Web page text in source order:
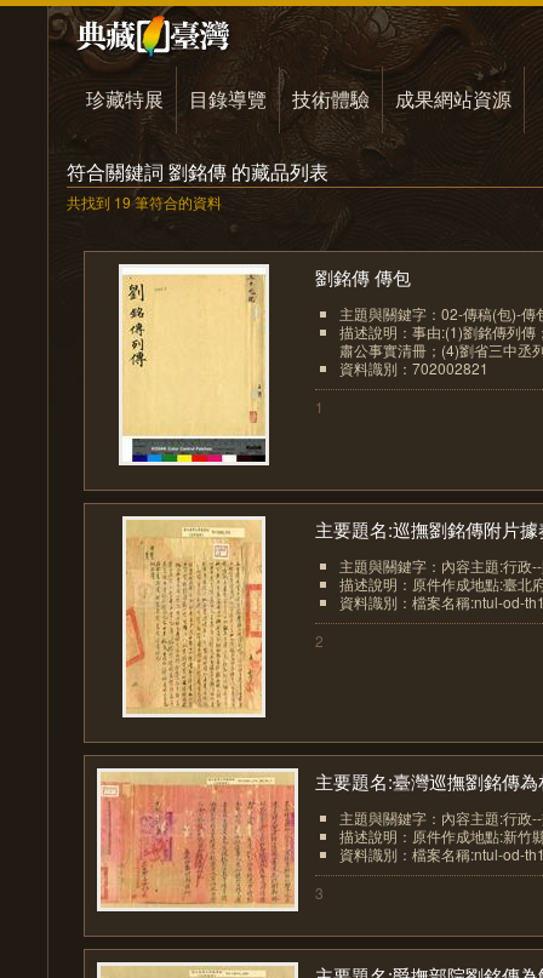
珍藏特展 目錄導覽 技術體驗 成果網站資源
符合關鍵詞 劉銘傳 的藏品列表
共找到 19 筆符合的資料
劉銘傳 傳包
主題與關鍵字：02-傳稿(包)-傳
描述說明：事由:(1)劉銘傳列
肅公事實清冊；(4)劉省三中丞
資料識別：702002821
1
主要題名:巡撫劉銘傳附片據
主題與關鍵字：內容主題:行政
描述說明：原件作成地點:臺北
資料識別：檔案名稱:ntul-od-
2
主要題名:臺灣巡撫劉銘傳為
主題與關鍵字：內容主題:行政
描述說明：原件作成地點:新竹
資料識別：檔案名稱:ntul-od-
3